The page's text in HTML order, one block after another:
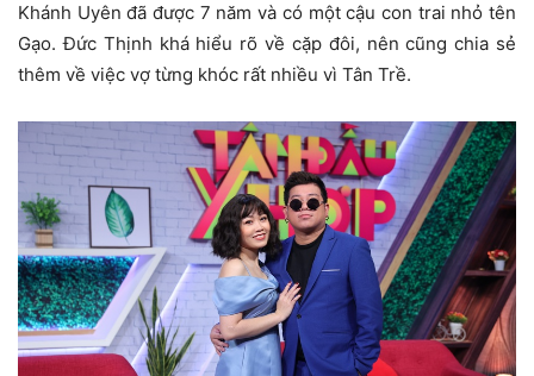
Khánh Uyên đã được 7 năm và có một cậu con trai nhỏ tên
Gạo. Đức Thịnh khá hiểu rõ về cặp đôi, nên cũng chia sẻ
thêm về việc vợ từng khóc rất nhiều vì Tân Trề.